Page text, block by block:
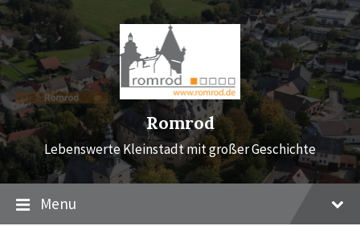
Skip
to
content
Skip
to
main
navigation
Skip
to
footer
Romrod
Lebenswerte Kleinstadt mit großer Geschichte
Menu